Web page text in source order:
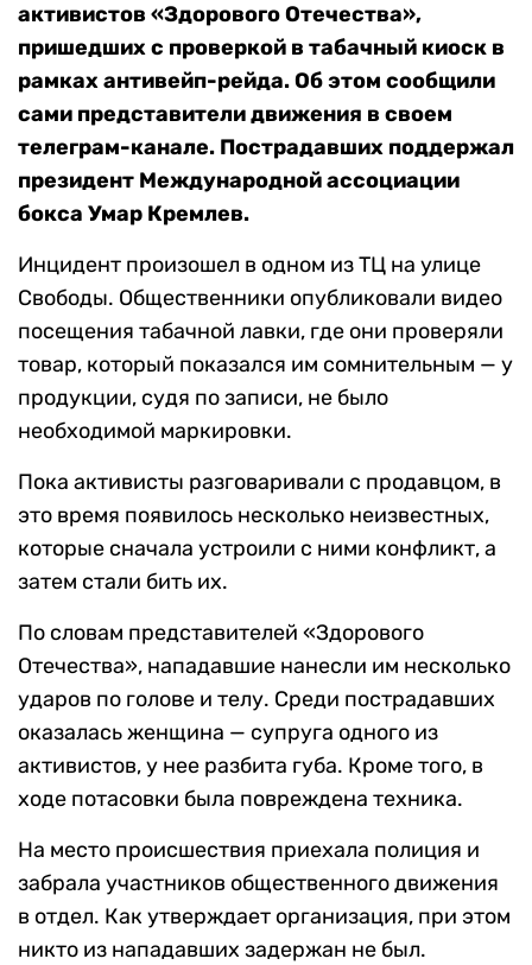
активистов «Здорового Отечества»,
пришедших с проверкой в табачный киоск в
рамках антивейп-рейда. Об этом сообщили
сами представители движения в своем
телеграм-канале. Пострадавших поддержал
президент Международной ассоциации
бокса Умар Кремлев.
Инцидент произошел в одном из ТЦ на улице
Свободы. Общественники опубликовали видео
посещения табачной лавки, где они проверяли
товар, который показался им сомнительным — у
продукции, судя по записи, не было
необходимой маркировки.
Пока активисты разговаривали с продавцом, в
это время появилось несколько неизвестных,
которые сначала устроили с ними конфликт, а
затем стали бить их.
По словам представителей «Здорового
Отечества», нападавшие нанесли им несколько
ударов по голове и телу. Среди пострадавших
оказалась женщина — супруга одного из
активистов, у нее разбита губа. Кроме того, в
ходе потасовки была повреждена техника.
На место происшествия приехала полиция и
забрала участников общественного движения
в отдел. Как утверждает организация, при этом
никто из нападавших задержан не был.